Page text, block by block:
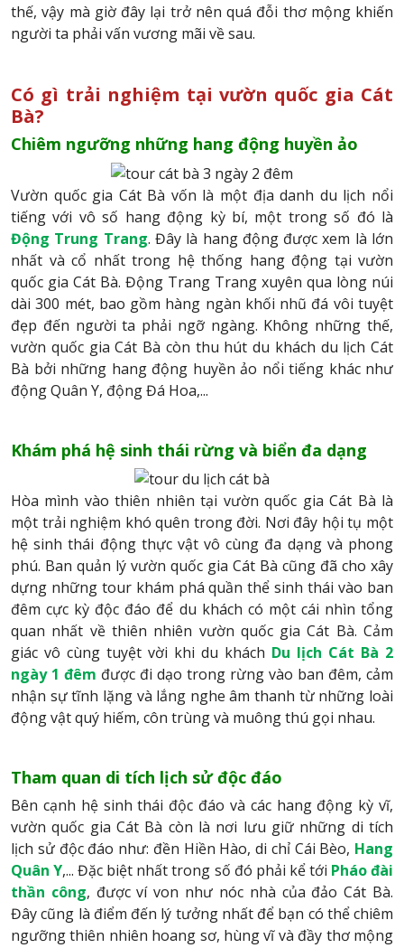
thế, vậy mà giờ đây lại trở nên quá đỗi thơ mộng khiến
người ta phải vấn vương mãi về sau.
Có gì trải nghiệm tại vườn quốc gia Cát
Bà?
Chiêm ngưỡng những hang động huyền ảo
Vườn quốc gia Cát Bà vốn là một địa danh du lịch nổi
tiếng với vô số hang động kỳ bí, một trong số đó là
Động Trung Trang. Đây là hang động được xem là lớn
nhất và cổ nhất trong hệ thống hang động tại vườn
quốc gia Cát Bà. Động Trang Trang xuyên qua lòng núi
dài 300 mét, bao gồm hàng ngàn khối nhũ đá vôi tuyệt
đẹp đến người ta phải ngỡ ngàng. Không những thế,
vườn quốc gia Cát Bà còn thu hút du khách du lịch Cát
Bà bởi những hang động huyền ảo nổi tiếng khác như
động Quân Y, động Đá Hoa,...
Khám phá hệ sinh thái rừng và biển đa dạng
Hòa mình vào thiên nhiên tại vườn quốc gia Cát Bà là
một trải nghiệm khó quên trong đời. Nơi đây hội tụ một
hệ sinh thái động thực vật vô cùng đa dạng và phong
phú. Ban quản lý vườn quốc gia Cát Bà cũng đã cho xây
dựng những tour khám phá quần thể sinh thái vào ban
đêm cực kỳ độc đáo để du khách có một cái nhìn tổng
quan nhất về thiên nhiên vườn quốc gia Cát Bà. Cảm
giác vô cùng tuyệt vời khi du khách Du lịch Cát Bà 2
ngày 1 đêm được đi dạo trong rừng vào ban đêm, cảm
nhận sự tĩnh lặng và lắng nghe âm thanh từ những loài
động vật quý hiếm, côn trùng và muông thú gọi nhau.
Tham quan di tích lịch sử độc đáo
Bên cạnh hệ sinh thái độc đáo và các hang động kỳ vĩ,
vườn quốc gia Cát Bà còn là nơi lưu giữ những di tích
lịch sử độc đáo như: đền Hiền Hào, di chỉ Cái Bèo, Hang
Quân Y,... Đặc biệt nhất trong số đó phải kể tới Pháo đài
thần công, được ví von như nóc nhà của đảo Cát Bà.
Đây cũng là điểm đến lý tưởng nhất để bạn có thể chiêm
ngưỡng thiên nhiên hoang sơ, hùng vĩ và đầy thơ mộng